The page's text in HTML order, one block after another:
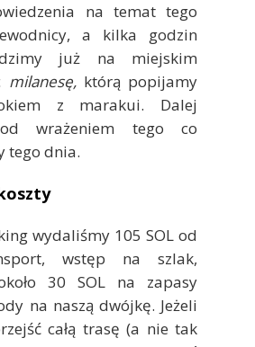
na temat tego
a kilka godzin
już na miejskim
milanesę,którą popijamy
z marakui. Dalej
wrażeniem tego co
tego dnia.
wydaliśmy 105 SOL od
wstęp na szlak,
30 SOL na zapasy
na naszą dwójkę. Jeżeli
całą trasę (a nie tak